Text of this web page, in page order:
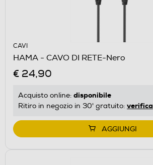
CAVI
HAMA - CAVO DI RETE-Nero
€ 24,90
Acquisto online: disponibile
Ritiro in negozio in 30' gratuito: verifica
AGGIUNGI